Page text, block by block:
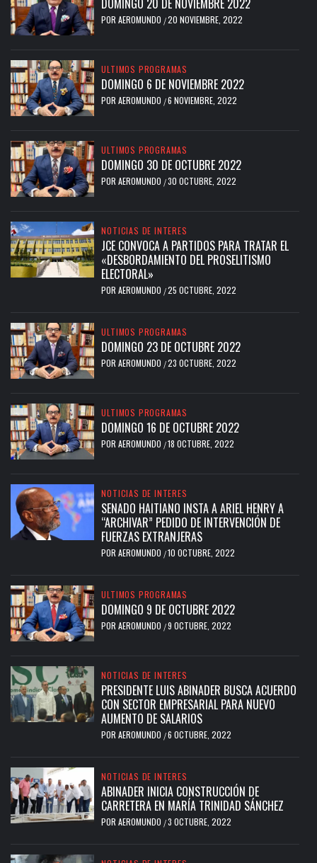
DOMINGO 20 DE NOVIEMBRE 2022
POR AEROMUNDO /20 NOVIEMBRE, 2022
ULTIMOS PROGRAMAS
DOMINGO 6 DE NOVIEMBRE 2022
POR AEROMUNDO /6 NOVIEMBRE, 2022
ULTIMOS PROGRAMAS
DOMINGO 30 DE OCTUBRE 2022
POR AEROMUNDO /30 OCTUBRE, 2022
NOTICIAS DE INTERES
JCE CONVOCA A PARTIDOS PARA TRATAR EL
«DESBORDAMIENTO DEL PROSELITISMO
ELECTORAL»
POR AEROMUNDO /25 OCTUBRE, 2022
ULTIMOS PROGRAMAS
DOMINGO 23 DE OCTUBRE 2022
POR AEROMUNDO /23 OCTUBRE, 2022
ULTIMOS PROGRAMAS
DOMINGO 16 DE OCTUBRE 2022
POR AEROMUNDO /18 OCTUBRE, 2022
NOTICIAS DE INTERES
SENADO HAITIANO INSTA A ARIEL HENRY A
“ARCHIVAR” PEDIDO DE INTERVENCIÓN DE
FUERZAS EXTRANJERAS
POR AEROMUNDO /10 OCTUBRE, 2022
ULTIMOS PROGRAMAS
DOMINGO 9 DE OCTUBRE 2022
POR AEROMUNDO /9 OCTUBRE, 2022
NOTICIAS DE INTERES
PRESIDENTE LUIS ABINADER BUSCA ACUERDO
CON SECTOR EMPRESARIAL PARA NUEVO
AUMENTO DE SALARIOS
POR AEROMUNDO /6 OCTUBRE, 2022
NOTICIAS DE INTERES
ABINADER INICIA CONSTRUCCIÓN DE
CARRETERA EN MARÍA TRINIDAD SÁNCHEZ
POR AEROMUNDO /3 OCTUBRE, 2022